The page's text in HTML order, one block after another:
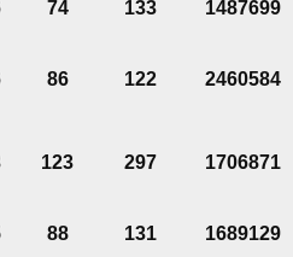
74 133 1487699
86 122 2460584
123 297 1706871
88 131 1689129